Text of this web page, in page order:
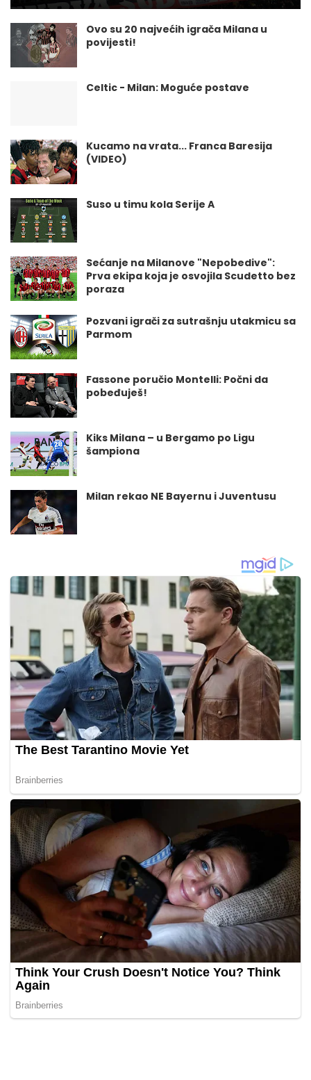
Ovo su 20 najvećih igrača Milana u
povijesti!
Celtic - Milan: Moguće postave
Kucamo na vrata... Franca Baresija
(VIDEO)
Suso u timu kola Serije A
Sećanje na Milanove "Nepobedive":
Prva ekipa koja je osvojila Scudetto bez
poraza
Pozvani igrači za sutrašnju utakmicu sa
Parmom
Fassone poručio Montelli: Počni da
pobeđuješ!
Kiks Milana – u Bergamo po Ligu
šampiona
Milan rekao NE Bayernu i Juventusu